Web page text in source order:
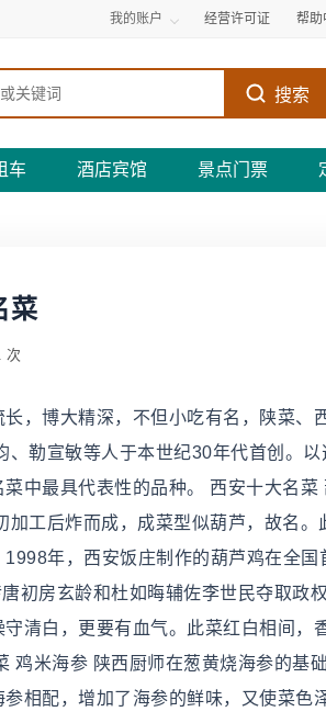
我的账户 经营许可证 帮助
搜索
车 酒店宾馆 景点门票
菜
次
，博大精深，不但小吃有名，陕菜、
、勒宣敏等人于本世纪30年代首创。以
中最具代表性的品种。 西安十大名菜
工后炸而成，成菜型似葫芦，故名。
年，西安饭庄制作的葫芦鸡在全国
初房玄龄和杜如晦辅佐李世民夺取政权
清白，更要有血气。此菜红白相间，
鸡米海参 陕西厨师在葱黄烧海参的基
相配，增加了海参的鲜味，又使菜色